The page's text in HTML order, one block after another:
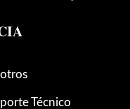
Técnico